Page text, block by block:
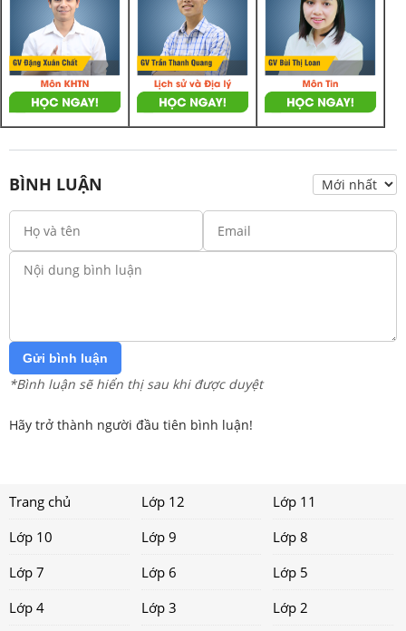
BÌNH LUẬN
Gửi bình luận
*Bình luận sẽ hiển thị sau khi được duyệt
Hãy trở thành người đầu tiên bình luận!
Trang chủ Lớp 12
Lớp 11
Lớp 10
Lớp 9
Lớp 8
Lớp 7
Lớp 6
Lớp 5
Lớp 4
Lớp 3 Lớp 2